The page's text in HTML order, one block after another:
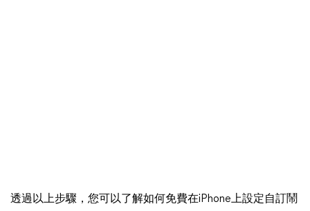
透過以上步驟，您可以了解如何免費在iPhone上設定自訂鬧